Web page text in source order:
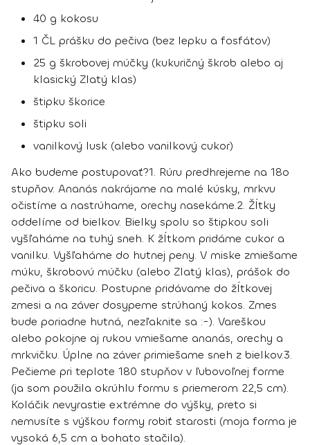
40 g kokosu
1 ČL prášku do pečiva (bez lepku a fosfátov)
25 g škrobovej múčky (kukuričný škrob alebo aj
klasický Zlatý klas)
štipku škorice
štipku soli
vanilkový lusk (alebo vanilkový cukor)
Ako budeme postupovať?1. Rúru predhrejeme na 18o
stupňov. Ananás nakrájame na malé kúsky, mrkvu
očistíme a nastrúhame, orechy nasekáme.2. Žĺtky
oddelíme od bielkov. Bielky spolu so štipkou soli
vyšľaháme na tuhý sneh. K žĺtkom pridáme cukor a
vanilku. Vyšľaháme do hutnej peny. V miske zmiešame
múku, škrobovú múčku (alebo Zlatý klas), prášok do
pečiva a škoricu. Postupne pridávame do žĺtkovej
zmesi a na záver dosypeme strúhaný kokos. Zmes
bude poriadne hutná, nezľaknite sa :-). Vareškou
alebo pokojne aj rukou vmiešame ananás, orechy a
mrkvičku. Úplne na záver primiešame sneh z bielkov.3.
Pečieme pri teplote 180 stupňov v ľubovoľnej forme
(ja som použila okrúhlu formu s priemerom 22,5 cm).
Koláčik nevyrastie extrémne do výšky, preto si
nemusíte s výškou formy robiť starosti (moja forma je
vysoká 6,5 cm a bohato stačila).